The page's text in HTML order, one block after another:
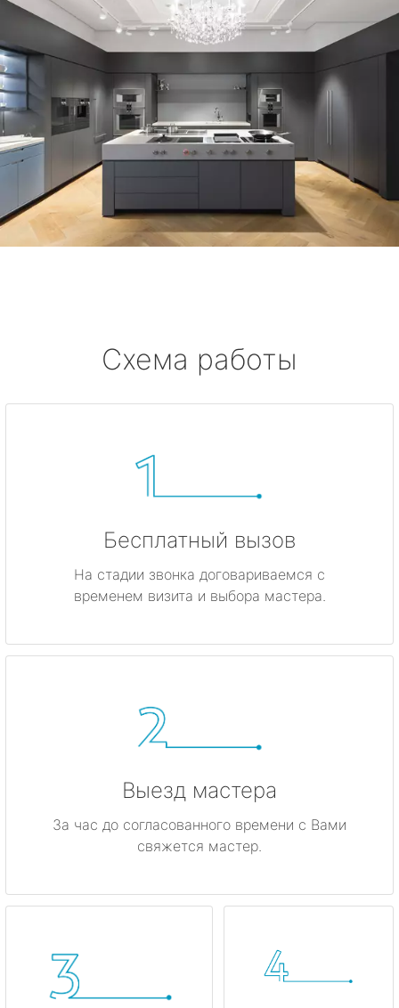
Схема работы
Бесплатный вызов
На стадии звонка договариваемся с
временем визита и выбора мастера.
Выезд мастера
За час до согласованного времени с Вами
свяжется мастер.